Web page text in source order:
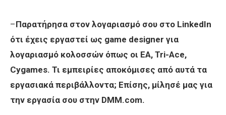
–Παρατήρησα στον λογαριασμό σου στο LinkedIn
ότι έχεις εργαστεί ως game designer για
λογαριασμό κολοσσών όπως οι EA, Tri-Ace,
Cygames. Τι εμπειρίες αποκόμισες από αυτά τα
εργασιακά περιβάλλοντα; Επίσης, μίλησέ μας για
την εργασία σου στην DMM.com.